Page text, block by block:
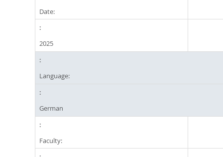
Date:
2025
Language:
German
Faculty: